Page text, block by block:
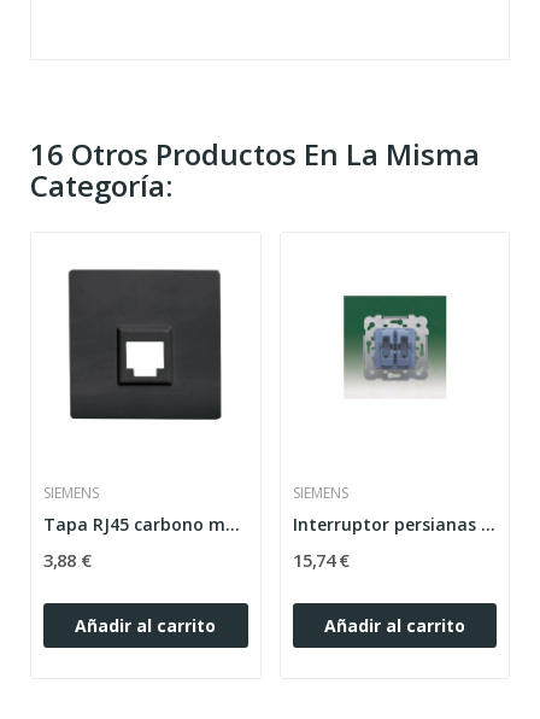
16 Otros Productos En La Misma
Categoría:
SIEMENS
Tapa RJ45 carbono metalizado Siemens Delta...
3,88 €
Añadir al carrito
SIEMENS
Interruptor persianas Serie Delta Miró...
15,74 €
Añadir al carrito